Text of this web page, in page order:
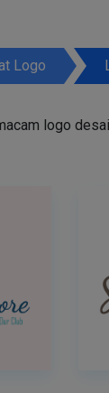
Logo
logo